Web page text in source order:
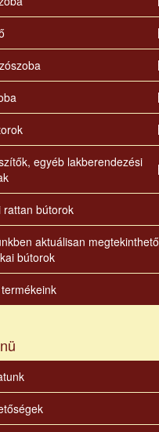
egyéb lakberendezési
rattan bútorok
aktuálisan megtekinthető
bútorok